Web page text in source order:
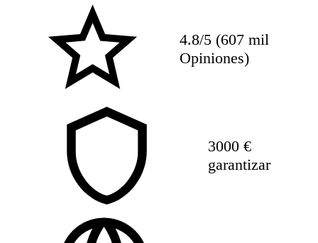
4.8/5 (607 mil
Opiniones)
3000 €
garantizar